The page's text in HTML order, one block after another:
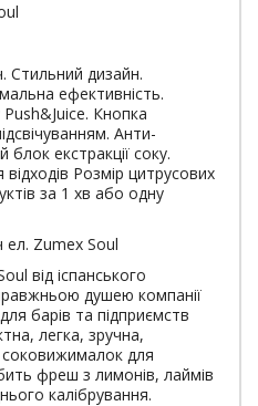
Стильний дизайн.
ефективність.
Кнопка
Анти-
екстракції соку.
Розмір цитрусових
за 1 хв або одну
Zumex Soul
від іспанського
душею компанії
барів та підприємств
легка, зручна,
соковижималок для
фреш з лимонів, лаймів
калібрування.